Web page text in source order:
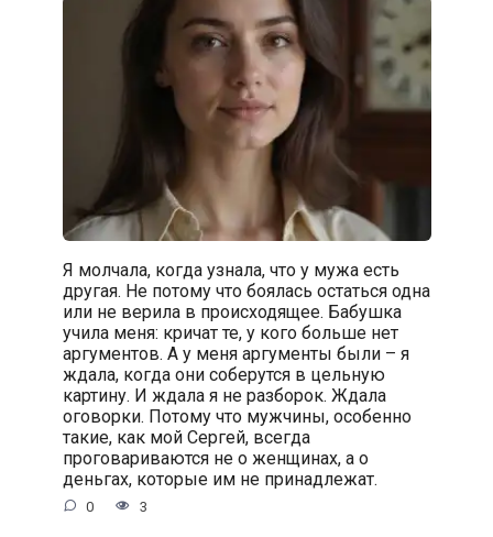
Я молчала, когда узнала, что у мужа есть
другая. Не потому что боялась остаться одна
или не верила в происходящее. Бабушка
учила меня: кричат те, у кого больше нет
аргументов. А у меня аргументы были – я
ждала, когда они соберутся в цельную
картину. И ждала я не разборок. Ждала
оговорки. Потому что мужчины, особенно
такие, как мой Сергей, всегда
проговариваются не о женщинах, а о
деньгах, которые им не принадлежат.
0 3